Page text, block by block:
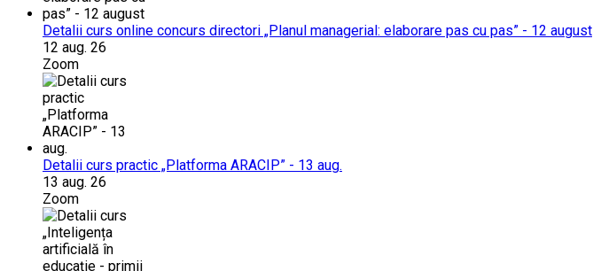
Detalii curs online concurs directori „Planul managerial: elaborare pas cu pas” - 12 august
12 aug. 26
Zoom
Detalii curs practic „Platforma ARACIP” - 13 aug.
13 aug. 26
Zoom